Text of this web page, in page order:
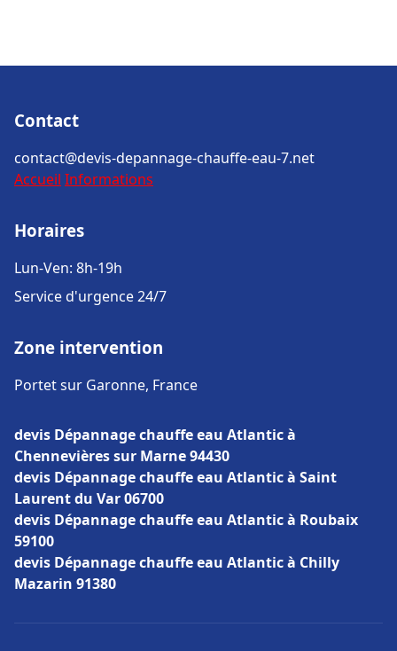
Contact
contact@devis-depannage-chauffe-eau-7.net
Accueil Informations
Horaires
Lun-Ven: 8h-19h
Service d'urgence 24/7
Zone intervention
Portet sur Garonne, France
devis Dépannage chauffe eau Atlantic à
Chennevières sur Marne 94430
devis Dépannage chauffe eau Atlantic à Saint
Laurent du Var 06700
devis Dépannage chauffe eau Atlantic à Roubaix
59100
devis Dépannage chauffe eau Atlantic à Chilly
Mazarin 91380